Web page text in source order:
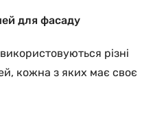
для фасаду
різні
кожна з яких має своє